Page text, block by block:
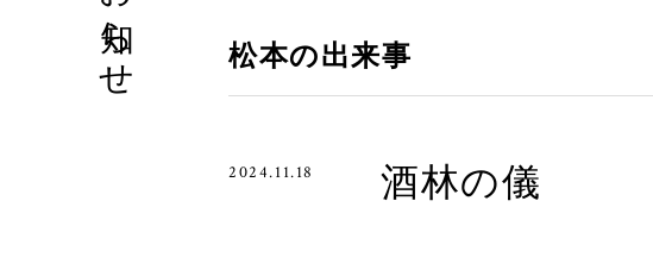
松本の出来事
2024.11.18 酒林の儀